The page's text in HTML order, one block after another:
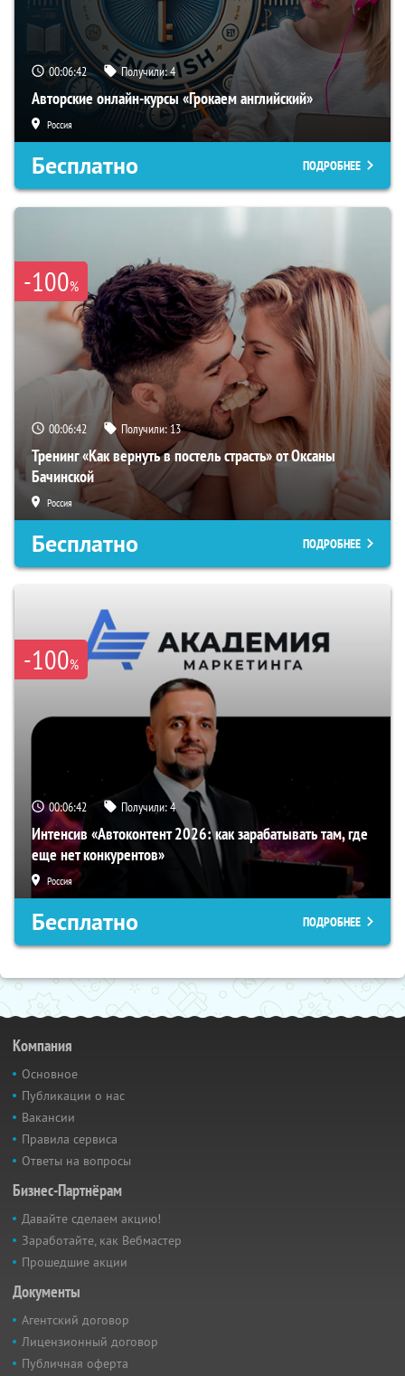
00:06:41 Получили:4
Авторские онлайн-курсы «Грокаем английский»
Россия
Бесплатно ПОДРОБНЕЕ
-100%
00:06:41 Получили:13
Тренинг «Как вернуть в постель страсть» от Оксаны
Бачинской
Россия
Бесплатно ПОДРОБНЕЕ
-100%
00:06:41 Получили:4
Интенсив «Автоконтент 2026: как зарабатывать там, где
еще нет конкурентов»
Россия
Бесплатно ПОДРОБНЕЕ
Компания
Основное
Публикации о нас
Вакансии
Правила сервиса
Ответы на вопросы
Бизнес-Партнёрам
Давайте сделаем акцию!
Заработайте, как Вебмастер
Прошедшие акции
Документы
Агентский договор
Лицензионный договор
Публичная оферта